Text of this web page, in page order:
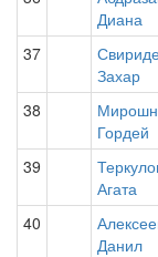
Диана
37
Захар
38
Гордей
39
Агата
40
Данил